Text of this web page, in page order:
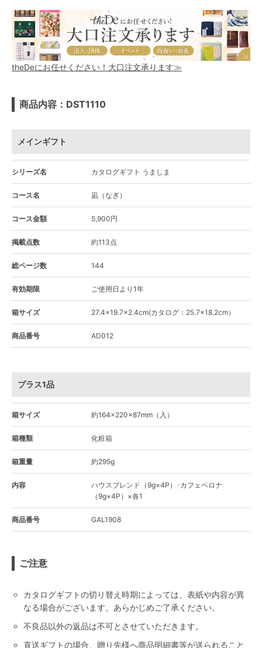
theDeにお任せください！大口注文承ります≫
商品内容：DST1110
メインギフト
シリーズ名 カタログギフト うましま
コース名 凪（なぎ）
コース金額 5,900円
掲載点数 約113点
総ページ数 144
有効期限 ご使用日より1年
箱サイズ 27.4×19.7×2.4cm(カタログ：25.7×18.2cm）
商品番号 AD012
プラス1品
箱サイズ 約164×220×87mm（入）
箱種類 化粧箱
箱重量 約295g
内容
ハウスブレンド（9g×4P）･カフェベロナ
（9g×4P）×各1
商品番号 GAL1908
ご注意
カタログギフトの切り替え時期によっては、表紙や内容が異
なる場合がございます。あらかじめご了承ください。
不良品以外の返品は不可とさせていただきます。
直送ギフトの場合、贈り先様へ商品明細書等が送られること